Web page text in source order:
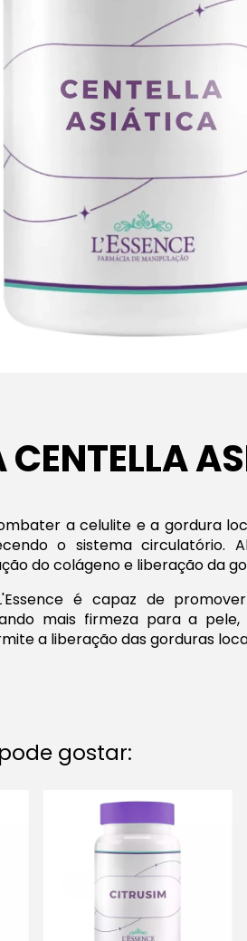
CENTELLA
a celulite e a gordura
o sistema circulatório.
do colágeno e liberação da
é capaz de
mais firmeza para a
a liberação das gorduras
gostar: